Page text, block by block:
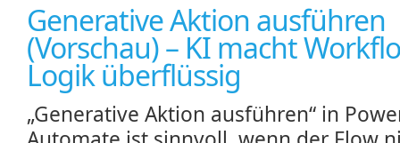
Generative Aktion ausführen
(Vorschau) – KI macht
Logik überflüssig
„Generative Aktion ausführen“ in